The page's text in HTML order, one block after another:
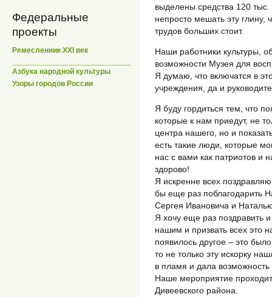
Федеральные
проекты
Ремесленник XXI век
Азбука народной культуры
Узоры городов России
выделены средства 120
непросто мешать эту
трудов больших стоит.
Наши работники культуры,
возможности Музея для
Я думаю, что включатся в
учреждения, да и
Я буду гордиться тем, что
которые к нам приедут, не
центра нашего, но и
есть такие люди, которые
нас с вами как патриотов и
здорово!
Я искренне всех
бы еще раз поблагодарить
Сергея Ивановича и
Я хочу еще раз поздравить
нашим и призвать всех это
появилось другое – это
то не только эту искорку
в пламя и дала
Наше мероприятие
Дивеевского района.